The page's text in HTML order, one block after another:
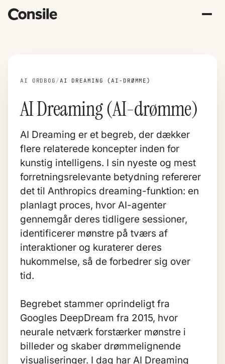
AI ORDBOG /AI DREAMING (AI-DRØMME)
AI Dreaming (AI-drømme)
AI Dreaming er et begreb, der dækker
flere relaterede koncepter inden for
kunstig intelligens. I sin nyeste og mest
forretningsrelevante betydning refererer
det til Anthropics dreaming-funktion: en
planlagt proces, hvor AI-agenter
gennemgår deres tidligere sessioner,
identificerer mønstre på tværs af
interaktioner og kuraterer deres
hukommelse, så de forbedrer sig over
tid.
Begrebet stammer oprindeligt fra
Googles DeepDream fra 2015, hvor
neurale netværk forstærker mønstre i
billeder og skaber drømmelignende
visualiseringer. I dag har AI Dreaming